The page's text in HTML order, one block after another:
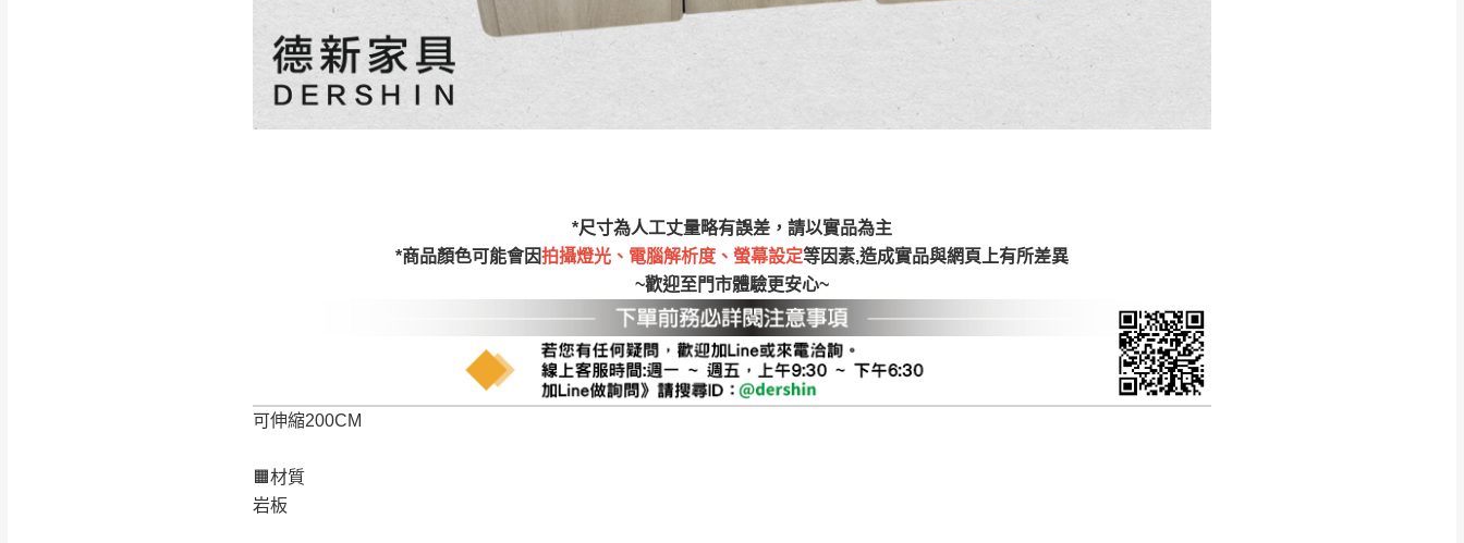
*尺寸為人工丈量略有誤差，請以實品為主
*商品顏色可能會因拍攝燈光、電腦解析度、螢幕設定等因素,造成實品與網頁上有所差異
~歡迎至門市體驗更安心~
可伸縮200CM
🟧材質
岩板
台北市、新北市地區固定每周(三)、(日)兩天收送貨
暫無配送地區：彰化、南投、雲林、嘉義、台南、高雄、屏東、宜蘭、 花蓮、台東、金門、馬祖、澎湖地區
。
本司貨車運送如因路況不佳、天候惡劣、過於偏遠之山區內等，或收貨地點搬運過於困難等因素，導致無法順利配送，
保護物流人員的工作安全，賣家無提供吊掛服務，若需以吊車或其他的吊掛方式吊運，費用將由買方自行支付。
質感稍有不同，如因此而需退換貨，
需自付來回運費及人資成本
，請您訂購前詳加確認。(包含商品尺寸
是否合適)。
訂購前請確認商品尺寸，大型物件因為人工丈量，難免會有些許誤差值(約正負0.5CM) 詳細尺寸以實品
為主。
非因本公司問題而需退換貨，請於收到貨7日內通知客服人員(Line@ ID：@dershin)，並須保持商品全新
本公司部份商品無維修服務，超過7日鑑賞期，商品使用年限，因客人使用習慣、居家環境不同。若屬人
為因素導致商品損壞、零件短缺，則維修、搬運費用，需由消費者自行吸收(另事先與消費者報價，消費
到貨7日內為鑑賞期(注意:鑑賞期非試用期)，若非商品品質瑕疵問題於鑑賞期內退貨之情形，我們需酌收
如欲放置營業場所及公開場合之商品則無享有商品一年保固之服務。
▪️訂單成立時請儘速於三日內完成付款，交易恕不殺價，商品均已最低價格售出，且在特定時日會給予折扣，